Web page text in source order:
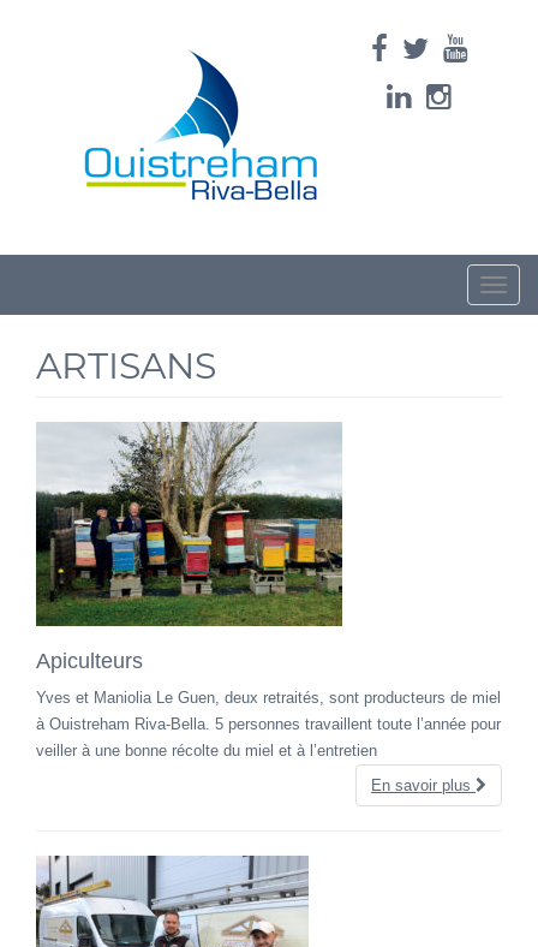
Toggle
ARTISANS
Apiculteurs
Yves et Maniolia Le Guen, deux retraités, sont producteurs de miel
à Ouistreham Riva-Bella. 5 personnes travaillent toute l’année pour
veiller à une bonne récolte du miel et à l’entretien
En savoir plus